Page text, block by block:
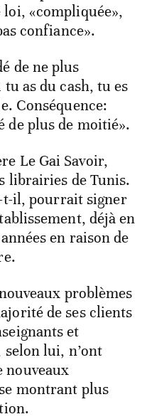
«compliquée»,
confiance».
de ne plus
as du cash, tu es
Conséquence:
de plus de moitié».
Le Gai Savoir,
librairies de Tunis.
il, pourrait signer
déjà en
en raison de
problèmes
de ses clients
et
lui, n’ont
nouveaux
montrant plus